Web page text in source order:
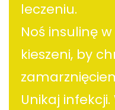
leczeniu.
Noś insulinę
kieszeni, by
Unikaj